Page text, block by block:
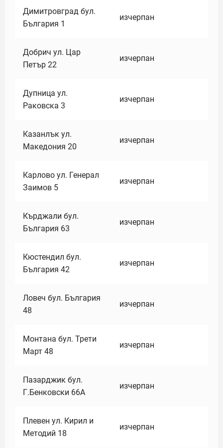
Димитровград бул.
България 1
изчерпан
Добрич ул. Цар
Петър 22
изчерпан
Дупница ул.
Раковска 3
изчерпан
Казанлък ул.
Македония 20
изчерпан
Карлово ул. Генерал
Заимов 5
изчерпан
Кърджали бул.
България 63
изчерпан
Кюстендил бул.
България 42
изчерпан
Ловеч бул. България
48
изчерпан
Монтана бул. Трети
Март 48
изчерпан
Пазарджик бул.
Г.Бенковски 66А
изчерпан
Плевен ул. Кирил и
Методий 18
изчерпан